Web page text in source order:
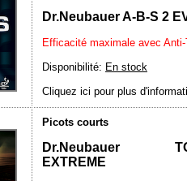
Dr.Neubauer A-B-S 2
Efficacité maximale avec
Disponibilité: En stock
Cliquez ici pour plus
Picots courts
Dr.Neubauer
EXTREME